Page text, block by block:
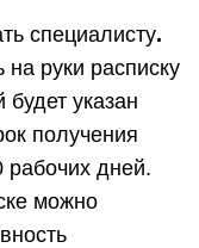
специалисту.
руки расписку
указан
получения
рабочих дней.
можно